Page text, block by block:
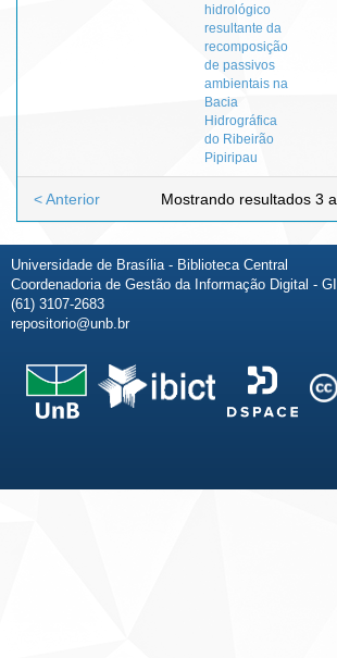
hidrológico
resultante da
recomposição
de passivos
ambientais na
Bacia
Hidrográfica
do Ribeirão
Pipiripau
Mostrando resultados 3
< Anterior
Universidade de Brasília - Biblioteca Central
Coordenadoria de Gestão da Informação Digital -
(61) 3107-2683
repositorio@unb.br